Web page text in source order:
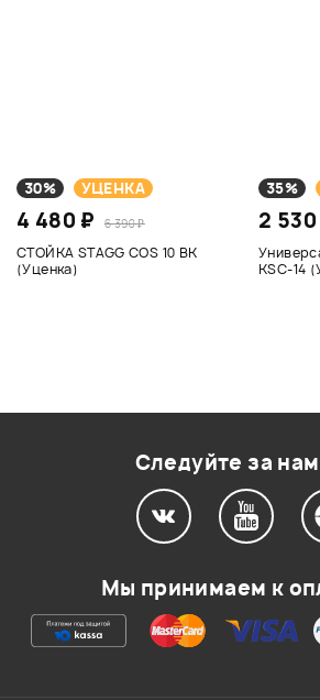
30% УЦЕНКА
4 480 ₽ 6 390 ₽
СТОЙКА STAGG COS 10 BK
(Уценка)
35%
2
KSC-14
Следуйте за
Мы принимаем к